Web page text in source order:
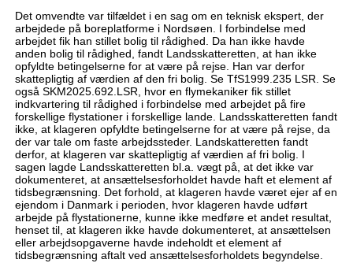
Det omvendte var tilfældet i en sag om en teknisk ekspert, der
arbejdede på boreplatforme i Nordsøen. I forbindelse med
arbejdet fik han stillet bolig til rådighed. Da han ikke havde
anden bolig til rådighed, fandt Landsskatteretten, at han ikke
opfyldte betingelserne for at være på rejse. Han var derfor
skattepligtig af værdien af den fri bolig. Se TfS1999.235 LSR. Se
også SKM2025.692.LSR, hvor en flymekaniker fik stillet
indkvartering til rådighed i forbindelse med arbejdet på fire
forskellige flystationer i forskellige lande. Landsskatteretten fandt
ikke, at klageren opfyldte betingelserne for at være på rejse, da
der var tale om faste arbejdssteder. Landskatteretten fandt
derfor, at klageren var skattepligtig af værdien af fri bolig. I
sagen lagde Landsskatteretten bl.a. vægt på, at det ikke var
dokumenteret, at ansættelsesforholdet havde haft et element af
tidsbegrænsning. Det forhold, at klageren havde været ejer af en
ejendom i Danmark i perioden, hvor klageren havde udført
arbejde på flystationerne, kunne ikke medføre et andet resultat,
henset til, at klageren ikke havde dokumenteret, at ansættelsen
eller arbejdsopgaverne havde indeholdt et element af
tidsbegrænsning aftalt ved ansættelsesforholdets begyndelse.